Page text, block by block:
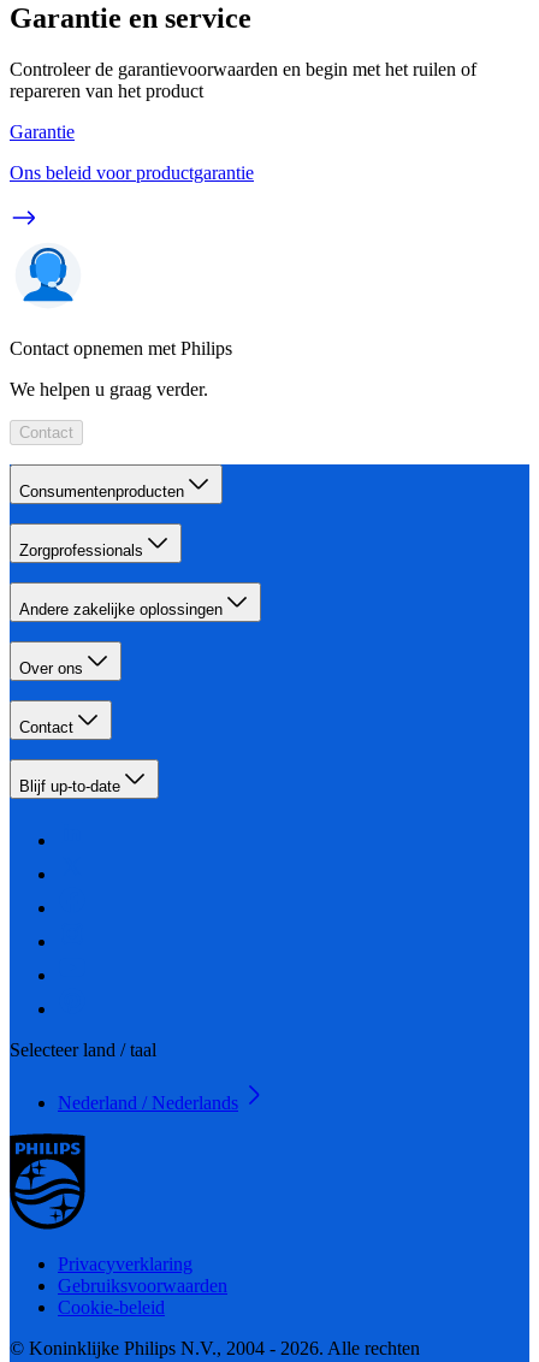
Garantie en service
Controleer de garantievoorwaarden en begin met het ruilen of
repareren van het product
Garantie
Ons beleid voor productgarantie
Contact opnemen met Philips
We helpen u graag verder.
Contact
Consumentenproducten
Zorgprofessionals
Andere zakelijke oplossingen
Over ons
Contact
Blijf up-to-date
Selecteer land / taal
Nederland / Nederlands
Privacyverklaring
Gebruiksvoorwaarden
Cookie-beleid
© Koninklijke Philips N.V., 2004 - 2026. Alle rechten